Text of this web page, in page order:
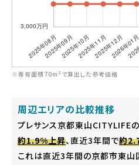
※専有面積70m²で算出した参考価格
周辺エリアの比較推移
プレサンス京都東山CITYLIFE
約1.9%上昇、直近3年間で約
これは直近3年間の京都市東山